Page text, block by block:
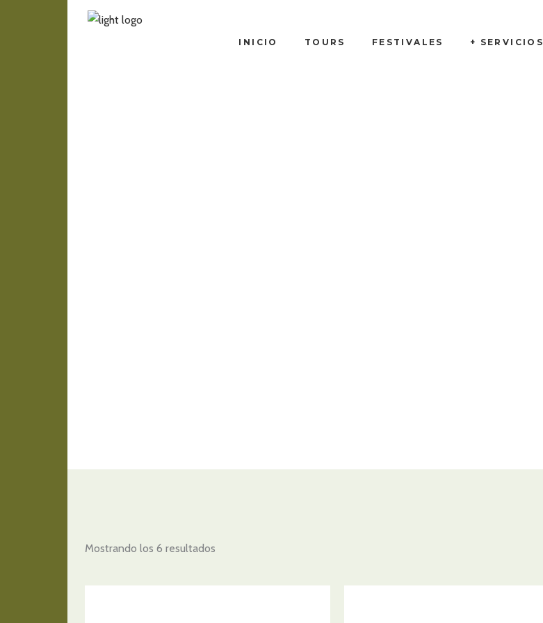
INICIO TOURS FESTIVALES + SERVICIOS
Mostrando los 6 resultados